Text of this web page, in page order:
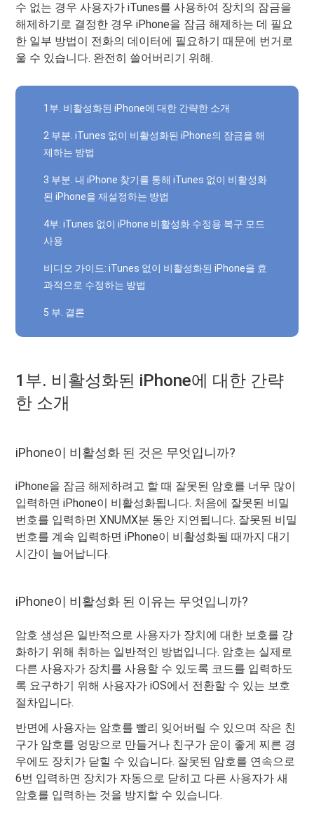
수 없는 경우 사용자가 iTunes를 사용하여 장치의 잠금을
해제하기로 결정한 경우 iPhone을 잠금 해제하는 데 필요
한 일부 방법이 전화의 데이터에 필요하기 때문에 번거로
울 수 있습니다. 완전히 쓸어버리기 위해.
1부. 비활성화된 iPhone에 대한 간략한 소개
2 부분. iTunes 없이 비활성화된 iPhone의 잠금을 해
제하는 방법
3 부분. 내 iPhone 찾기를 통해 iTunes 없이 비활성화
된 iPhone을 재설정하는 방법
4부: iTunes 없이 iPhone 비활성화 수정용 복구 모드
사용
비디오 가이드: iTunes 없이 비활성화된 iPhone을 효
과적으로 수정하는 방법
5 부. 결론
1부. 비활성화된 iPhone에 대한 간략
한 소개
iPhone이 비활성화 된 것은 무엇입니까?
iPhone을 잠금 해제하려고 할 때 잘못된 암호를 너무 많이
입력하면 iPhone이 비활성화됩니다. 처음에 잘못된 비밀
번호를 입력하면 XNUMX분 동안 지연됩니다. 잘못된 비밀
번호를 계속 입력하면 iPhone이 비활성화될 때까지 대기
시간이 늘어납니다.
iPhone이 비활성화 된 이유는 무엇입니까?
암호 생성은 일반적으로 사용자가 장치에 대한 보호를 강
화하기 위해 취하는 일반적인 방법입니다. 암호는 실제로
다른 사용자가 장치를 사용할 수 있도록 코드를 입력하도
록 요구하기 위해 사용자가 iOS에서 전환할 수 있는 보호
절차입니다.
반면에 사용자는 암호를 빨리 잊어버릴 수 있으며 작은 친
구가 암호를 엉망으로 만들거나 친구가 운이 좋게 찌른 경
우에도 장치가 닫힐 수 있습니다. 잘못된 암호를 연속으로
6번 입력하면 장치가 자동으로 닫히고 다른 사용자가 새
암호를 입력하는 것을 방지할 수 있습니다.